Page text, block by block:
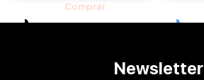
Comprar
Newsletter